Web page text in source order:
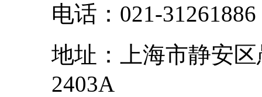
电话： 021-31261886
地址：
上海市静安区
2403A